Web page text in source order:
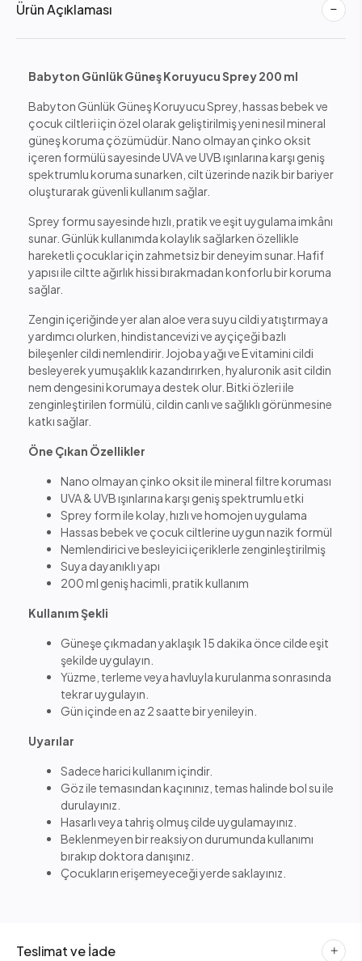
Ürün Açıklaması
Babyton Günlük Güneş Koruyucu Sprey 200 ml
Babyton Günlük Güneş Koruyucu Sprey, hassas bebek ve
çocuk ciltleri için özel olarak geliştirilmiş yeni nesil mineral
güneş koruma çözümüdür. Nano olmayan çinko oksit
içeren formülü sayesinde UVA ve UVB ışınlarına karşı geniş
spektrumlu koruma sunarken, cilt üzerinde nazik bir bariyer
oluşturarak güvenli kullanım sağlar.
Sprey formu sayesinde hızlı, pratik ve eşit uygulama imkânı
sunar. Günlük kullanımda kolaylık sağlarken özellikle
hareketli çocuklar için zahmetsiz bir deneyim sunar. Hafif
yapısı ile ciltte ağırlık hissi bırakmadan konforlu bir koruma
sağlar.
Zengin içeriğinde yer alan aloe vera suyu cildi yatıştırmaya
yardımcı olurken, hindistancevizi ve ayçiçeği bazlı
bileşenler cildi nemlendirir. Jojoba yağı ve E vitamini cildi
besleyerek yumuşaklık kazandırırken, hyaluronik asit cildin
nem dengesini korumaya destek olur. Bitki özleri ile
zenginleştirilen formülü, cildin canlı ve sağlıklı görünmesine
katkı sağlar.
Öne Çıkan Özellikler
Nano olmayan çinko oksit ile mineral filtre koruması
UVA & UVB ışınlarına karşı geniş spektrumlu etki
Sprey form ile kolay, hızlı ve homojen uygulama
Hassas bebek ve çocuk ciltlerine uygun nazik formül
Nemlendirici ve besleyici içeriklerle zenginleştirilmiş
Suya dayanıklı yapı
200 ml geniş hacimli, pratik kullanım
Kullanım Şekli
Güneşe çıkmadan yaklaşık 15 dakika önce cilde eşit
şekilde uygulayın.
Yüzme, terleme veya havluyla kurulanma sonrasında
tekrar uygulayın.
Gün içinde en az 2 saatte bir yenileyin.
Uyarılar
Sadece harici kullanım içindir.
Göz ile temasından kaçınınız, temas halinde bol su ile
durulayınız.
Hasarlı veya tahriş olmuş cilde uygulamayınız.
Beklenmeyen bir reaksiyon durumunda kullanımı
bırakıp doktora danışınız.
Çocukların erişemeyeceği yerde saklayınız.
Teslimat ve İade